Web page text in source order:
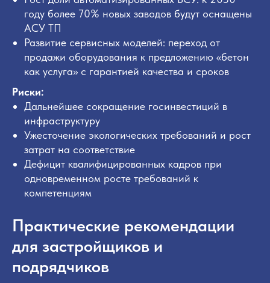
году более 70% новых заводов будут оснащены
АСУ ТП
Развитие сервисных моделей: переход от
продажи оборудования к предложению «бетон
как услуга» с гарантией качества и сроков
Риски:
Дальнейшее сокращение госинвестиций в
инфраструктуру
Ужесточение экологических требований и рост
затрат на соответствие
Дефицит квалифицированных кадров при
одновременном росте требований к
компетенциям
Практические рекомендации
для застройщиков и
подрядчиков